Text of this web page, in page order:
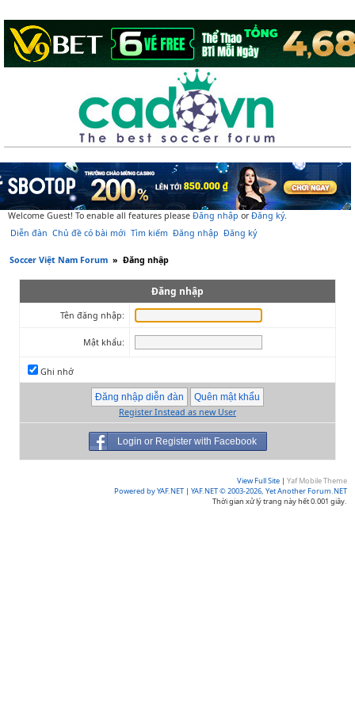
Welcome Guest! To enable all features please Đăng nhập orĐăng ký.
Diễn đàn Chủ đề có bài mới Tìm kiếm Đăng nhập Đăng ký
Soccer Việt Nam Forum » Đăng nhập
Đăng nhập
Tên đăng nhập:
Mật khẩu:
Ghi nhớ
Register Instead as new User
Login or Register with Facebook
View Full Site | Yaf Mobile Theme
Powered by YAF.NET | YAF.NET © 2003-2026, Yet Another Forum.NET
Thời gian xử lý trang này hết 0.001 giây.